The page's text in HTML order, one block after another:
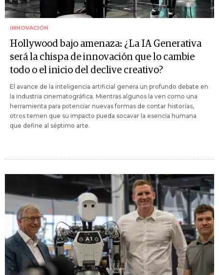
INNOVACIÓN
Hollywood bajo amenaza: ¿La IA Generativa
será la chispa de innovación que lo cambie
todo o el inicio del declive creativo?
El avance de la inteligencia artificial genera un profundo debate en
la industria cinematográfica. Mientras algunos la ven como una
herramienta para potenciar nuevas formas de contar historias,
otros temen que su impacto pueda socavar la esencia humana
que define al séptimo arte.